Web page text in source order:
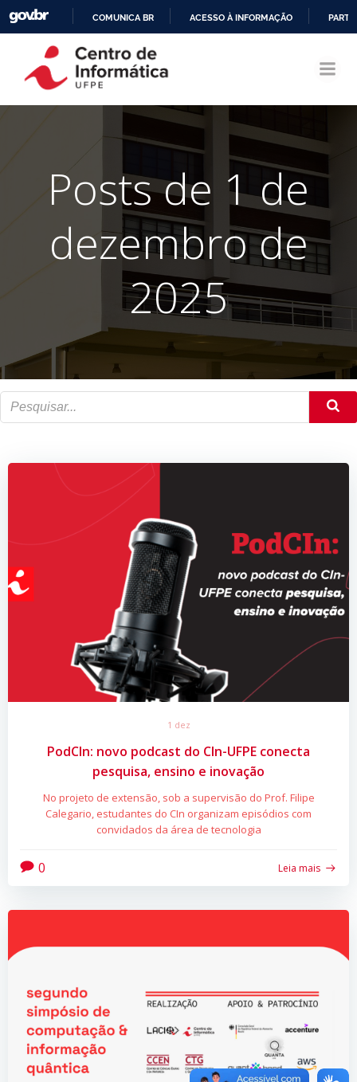
CONTEÚDO
COMUNICA BR ACESSO À INFORMAÇÃO
Posts de 1 de
dezembro de
2025
1 dez
PodCIn: novo podcast do CIn-UFPE conecta
pesquisa, ensino e inovação
No projeto de extensão, sob a supervisão do Prof. Filipe
Calegario, estudantes do CIn organizam episódios com
convidados da área de tecnologia
0 Leia mais